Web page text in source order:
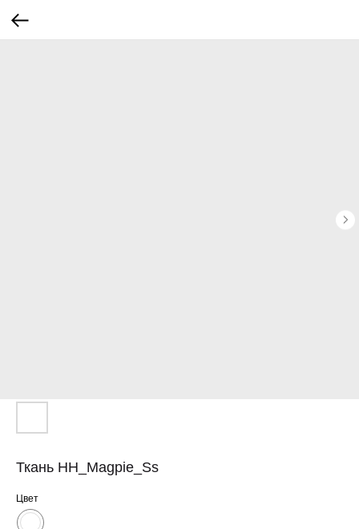
Ткань HH_Magpie_Ss
Цвет